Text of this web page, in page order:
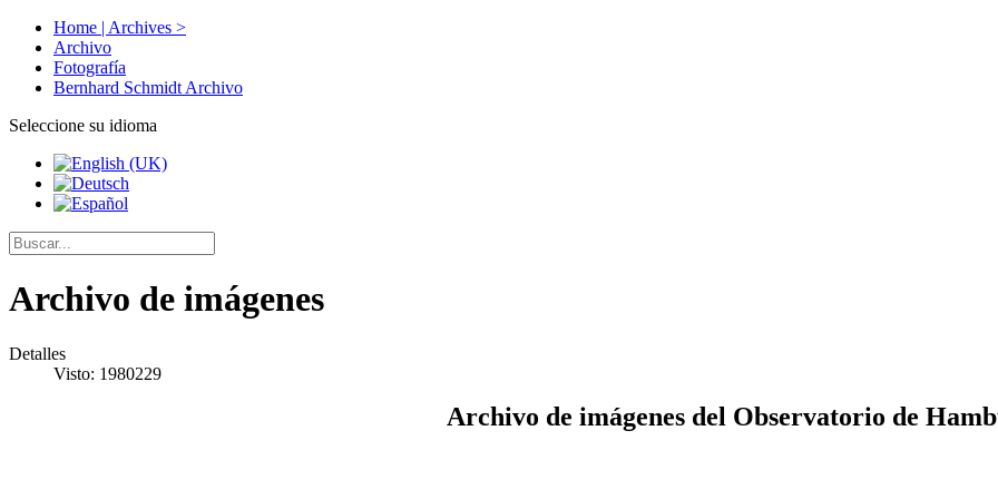
Home | Archives >
Archivo
Fotografía
Bernhard Schmidt Archivo
Seleccione su idioma
Archivo de imágenes
Detalles
Visto: 1980229
Archivo de imágenes del Observatorio de